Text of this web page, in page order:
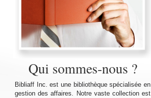
Qui sommes-nous ?
Bibliaff Inc. est une bibliothèque spécialisée en
gestion des affaires. Notre vaste collection est